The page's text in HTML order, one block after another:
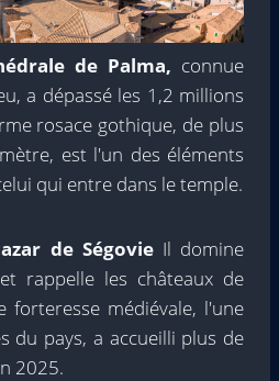
de Palma, connue
a dépassé les 1,2 millions
rosace gothique, de plus
est l'un des éléments
qui entre dans le temple.
de SégovieIl domine
rappelle les châteaux de
forteresse médiévale, l'une
du pays, a accueilli plus de
2025.